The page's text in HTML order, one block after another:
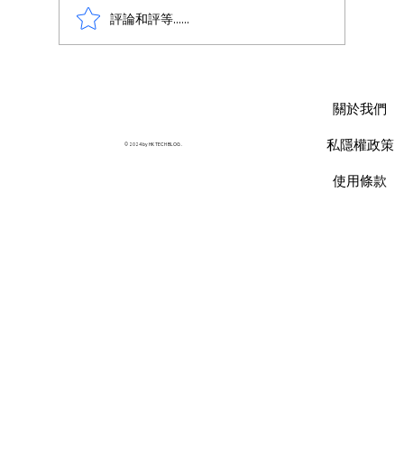
限制，用 Database Savings Plans 省下
評論和評等......
© 2024 by HK TECH BLOG .
關於我們
私隱權政策
使用條款